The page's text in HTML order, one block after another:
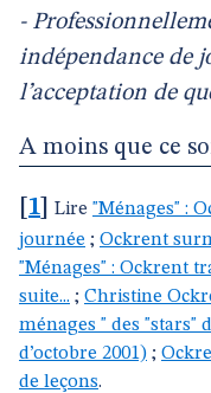
-
indépendance de
l’acceptation de
A moins que ce
1 Lire "Ménages" :
journée ; Ockrent
"Ménages" : Ockrent
suite... ; Christine
ménages " des
d’octobre 2001) ;
de leçons.